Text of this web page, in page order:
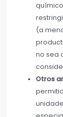
(a
no sea
Otros